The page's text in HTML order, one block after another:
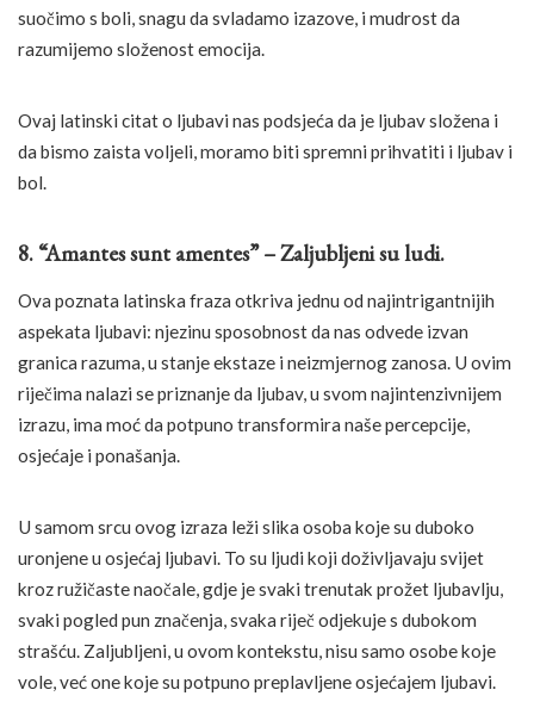
suočimo s boli, snagu da svladamo izazove, i mudrost da
razumijemo složenost emocija.
Ovaj latinski citat o ljubavi nas podsjeća da je ljubav složena i
da bismo zaista voljeli, moramo biti spremni prihvatiti i ljubav i
bol.
8. “Amantes sunt amentes” – Zaljubljeni su ludi.
Ova poznata latinska fraza otkriva jednu od najintrigantnijih
aspekata ljubavi: njezinu sposobnost da nas odvede izvan
granica razuma, u stanje ekstaze i neizmjernog zanosa. U ovim
riječima nalazi se priznanje da ljubav, u svom najintenzivnijem
izrazu, ima moć da potpuno transformira naše percepcije,
osjećaje i ponašanja.
U samom srcu ovog izraza leži slika osoba koje su duboko
uronjene u osjećaj ljubavi. To su ljudi koji doživljavaju svijet
kroz ružičaste naočale, gdje je svaki trenutak prožet ljubavlju,
svaki pogled pun značenja, svaka riječ odjekuje s dubokom
strašću. Zaljubljeni, u ovom kontekstu, nisu samo osobe koje
vole, već one koje su potpuno preplavljene osjećajem ljubavi.